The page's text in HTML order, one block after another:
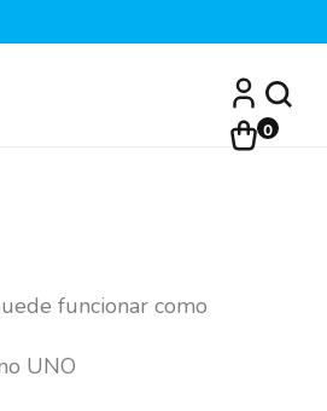
0
funcionar como
UNO